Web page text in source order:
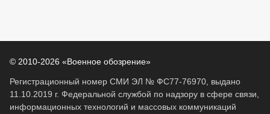
© 2010-2026 «Военное обозрение»
Регистрационный номер СМИ ЭЛ № ФС77-76970, выдано
11.10.2019 г. Федеральной службой по надзору в сфере связи,
информационных технологий и массовых коммуникаций